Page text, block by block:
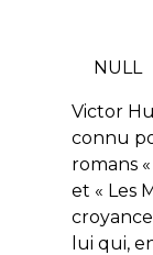
NULL
Victor
connu
romans
et « Les
lui qui,